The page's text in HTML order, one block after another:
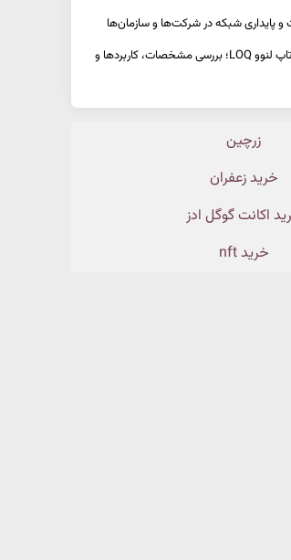
و پایداری شبکه در شرکت‌ها و سازمان‌ها
راهنمای کامل خرید لپ تاپ لنوو LOQ؛ بررسی مشخصات، کاربردها و
زرچین
خرید زعفران
اکانت گوگل ادز
خرید nft